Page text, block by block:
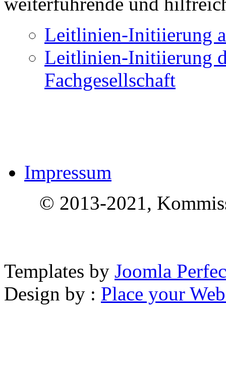
Leitlinien-Initiierung
Leitlinien-Initiierung
Fachgesellschaft
Impressum
© 2013-2021,
Templates by Joomla
Design by : Place your